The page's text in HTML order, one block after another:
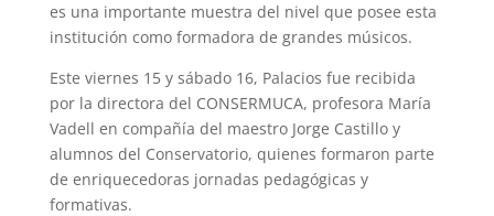
es una importante muestra del nivel que posee esta
institución como formadora de grandes músicos.
Este viernes 15 y sábado 16, Palacios fue recibida
por la directora del CONSERMUCA, profesora María
Vadell en compañía del maestro Jorge Castillo y
alumnos del Conservatorio, quienes formaron parte
de enriquecedoras jornadas pedagógicas y
formativas.